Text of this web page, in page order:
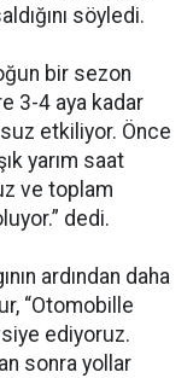
söyledi.
bir sezon
3-4 aya kadar
etkiliyor. Önce
yarım saat
ve toplam
dedi.
ardından daha
“Otomobille
ediyoruz.
sonra yollar